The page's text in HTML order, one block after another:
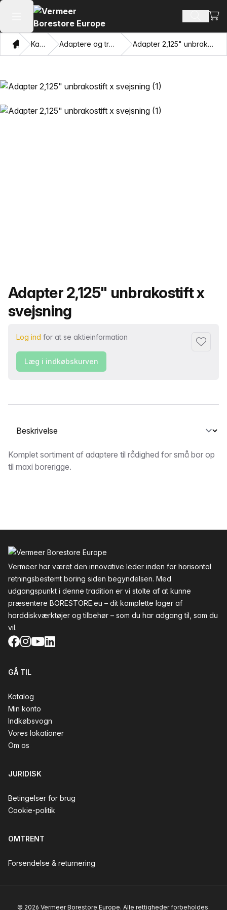
Åbn hovedmenuen SøgSe
HjemKatalog Adaptere og trækkende øjne Adapter 2,125" unbrakostift x svejsning
Produktnavn
Adapter 2,125" unbrakostift x
svejsning
Log ind for at se aktieinformation
Føj til
Læg i indkøbskurven
Vælg en fane
Beskrivelse
Komplet sortiment af adaptere til rådighed for små bor op
til maxi borerigge.
Vermeer har været den innovative leder inden for horisontal
retningsbestemt boring siden begyndelsen. Med
udgangspunkt i denne tradition er vi stolte af at kunne
præsentere BORESTORE.eu – dit komplette lager af
harddiskværktøjer og tilbehør – som du har adgang til, som du
vil.
Facebook
Instagram
YouTube
LinkedIn
GÅ TIL
Katalog
Min konto
Indkøbsvogn
Vores lokationer
Om os
JURIDISK
Betingelser for brug
Cookie-politik
OMTRENT
Forsendelse & returnering
© 2026 Vermeer Borestore Europe. Alle rettigheder forbeholdes.